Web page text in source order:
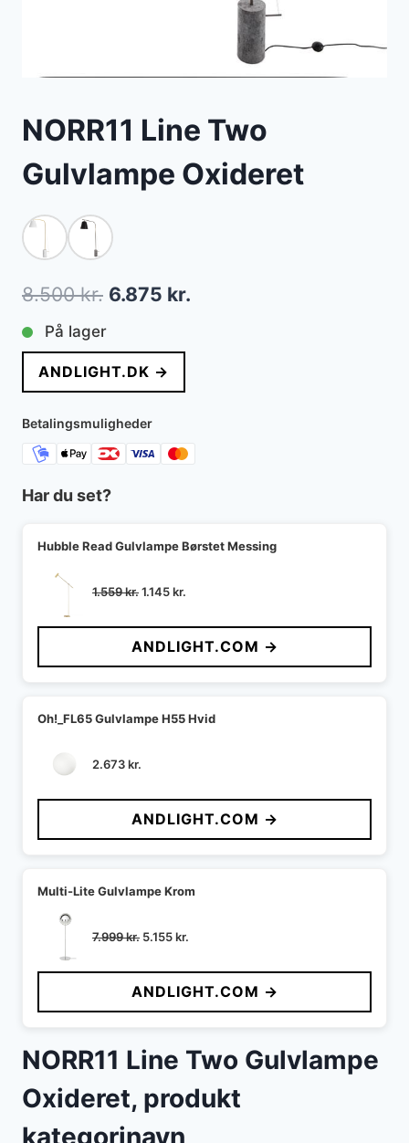
NORR11 Line Two
Gulvlampe Oxideret
8.500kr. Den
pris
var:
8.500 kr..
6.875 kr.
På lager
ANDLIGHT.DK →
Betalingsmuligheder
Har du set?
Hubble Read Gulvlampe Børstet Messing
1.559kr.Den
pris
var:
1.559 kr..
1.145kr.
pris
er:
1.145 kr..
ANDLIGHT.COM →
Oh!_FL65 Gulvlampe H55 Hvid
2.673kr.
ANDLIGHT.COM →
Multi-Lite Gulvlampe Krom
7.999kr. Den
pris
var:
7.999 kr..
5.155kr.
pris
er:
5.155 kr..
ANDLIGHT.COM →
NORR11 Line Two Gulvlampe
Oxideret, produkt